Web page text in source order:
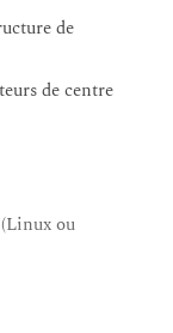
2
de
de centre
ou